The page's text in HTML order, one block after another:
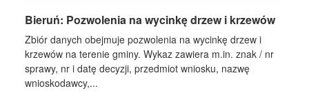
Bieruń: Pozwolenia na wycinkę drzew i krzewów
Zbiór danych obejmuje pozwolenia na wycinkę drzew i
krzewów na terenie gminy. Wykaz zawiera m.in. znak / nr
sprawy, nr i datę decyzji, przedmiot wniosku, nazwę
wnioskodawcy,...